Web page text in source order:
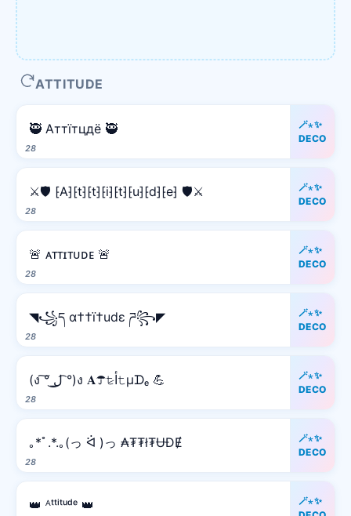
ATTITUDE
28
🥷 Аттїтцдё 🥷
🪄⋆✨
DECO
28
⚔️🛡️ ⁅A⁆⁅t⁆⁅t⁆⁅i⁆⁅t⁆⁅u⁆⁅d⁆⁅e⁆ 🛡️⚔️
🪄⋆✨
DECO
28
🚨 ᴀᴛᴛɪᴛᴜᴅᴇ 🚨
🪄⋆✨
DECO
28
◥꧁ད α††ï†udε ཌ꧂◤
🪄⋆✨
DECO
28
(ง ͠° ͟ل͜ ͡°)ง 𝐀☂𝚝̷ﺃ𝚝µᗪₑ 💪
🪄⋆✨
DECO
28
｡*ﾟ.*.｡(っ ᐛ )っ ₳₮₮ł₮ɄĐɆ
🪄⋆✨
DECO
👑 ᴬᵗᵗⁱᵗᵘᵈᵉ 👑
🪄⋆✨